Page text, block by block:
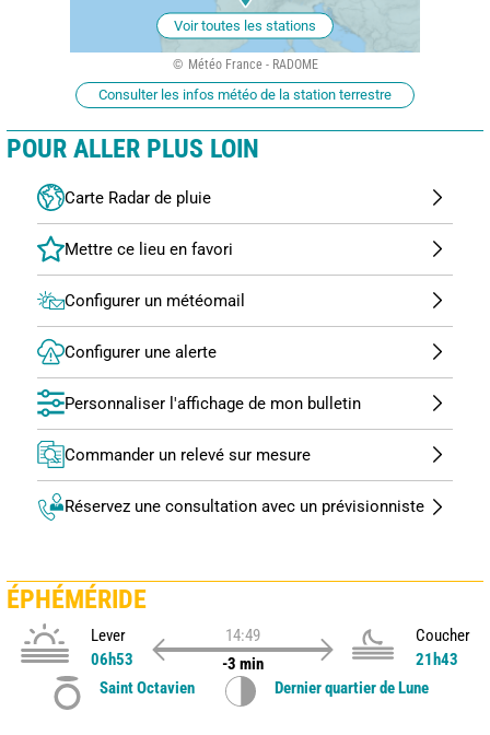
Voir toutes les stations
Météo France - RADOME
Consulter les infos météo de la station terrestre
POUR ALLER PLUS LOIN
Carte Radar de pluie
Configurer un météomail
Configurer une alerte
Personnaliser l'affichage de mon bulletin
Commander un relevé sur mesure
Réservez une consultation avec un prévisionniste
ÉPHÉMÉRIDE
Lever
06h53
14:49
-3 min
Coucher
21h43
Saint Octavien
Dernier quartier de Lune